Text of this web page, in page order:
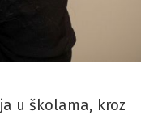
u školama, kroz